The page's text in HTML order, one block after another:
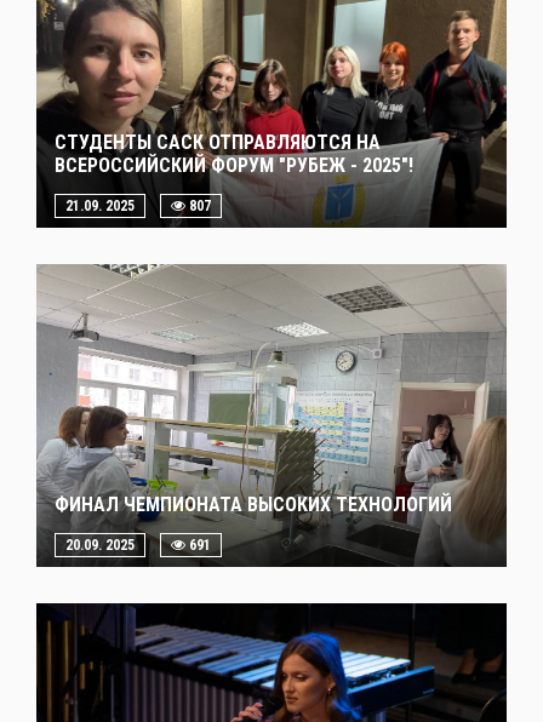
СТУДЕНТЫ САСК ОТПРАВЛЯЮТСЯ НА
ВСЕРОССИЙСКИЙ ФОРУМ "РУБЕЖ - 2025"!
21.09. 2025 807
ФИНАЛ ЧЕМПИОНАТА ВЫСОКИХ ТЕХНОЛОГИЙ
20.09. 2025 691